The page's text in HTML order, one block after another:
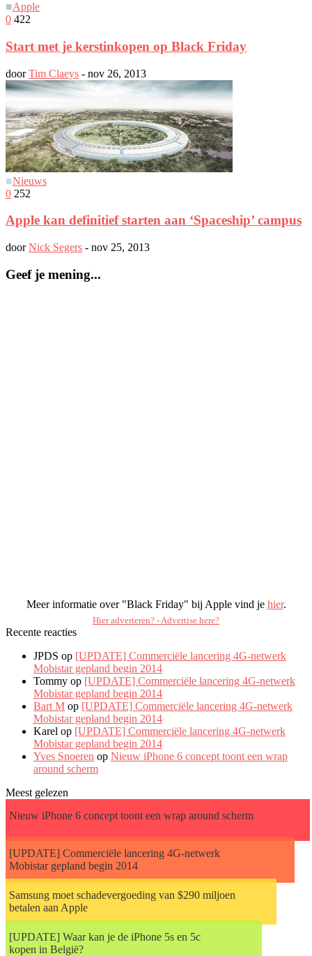
■Apple
0 422
Start met je kerstinkopen op Black Friday
doorTim Claeys - nov 26, 2013
■Nieuws
0 252
Apple kan definitief starten aan ‘Spaceship’ campus
doorNick Segers - nov 25, 2013
Geef je mening...
Meer informatie over "Black Friday" bij Apple vind je hier.
Hier adverteren? - Advertise here?
Recente reacties
JPDS op [UPDATE] Commerciële lancering 4G-netwerk
Mobistar gepland begin 2014
Tommy op [UPDATE] Commerciële lancering 4G-netwerk
Mobistar gepland begin 2014
Bart M op [UPDATE] Commerciële lancering 4G-netwerk
Mobistar gepland begin 2014
Karel op [UPDATE] Commerciële lancering 4G-netwerk
Mobistar gepland begin 2014
Yves Snoeren op Nieuw iPhone 6 concept toont een wrap
around scherm
Meest gelezen
Nieuw iPhone 6 concept toont een wrap around scherm
[UPDATE] Commerciële lancering 4G-netwerk
Mobistar gepland begin 2014
Samsung moet schadevergoeding van $290 miljoen
betalen aan Apple
[UPDATE] Waar kan je de iPhone 5s en 5c
kopen in België?